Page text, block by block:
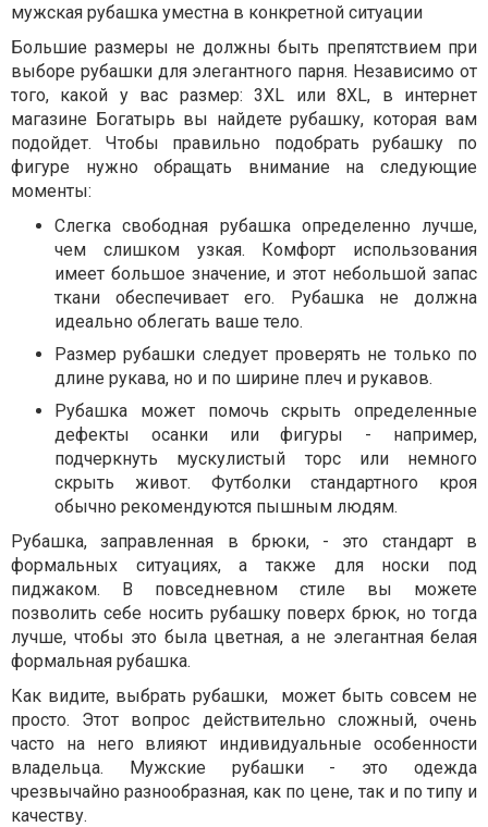
мужская рубашка уместна в конкретной ситуации
Большие размеры не должны быть препятствием при
выборе рубашки для элегантного парня. Независимо от
того, какой у вас размер: 3XL или 8XL, в интернет
магазине Богатырь вы найдете рубашку, которая вам
подойдет. Чтобы правильно подобрать рубашку по
фигуре нужно обращать внимание на следующие
моменты:
Слегка свободная рубашка определенно лучше,
чем слишком узкая. Комфорт использования
имеет большое значение, и этот небольшой запас
ткани обеспечивает его. Рубашка не должна
идеально облегать ваше тело.
Размер рубашки следует проверять не только по
длине рукава, но и по ширине плеч и рукавов.
Рубашка может помочь скрыть определенные
дефекты осанки или фигуры - например,
подчеркнуть мускулистый торс или немного
скрыть живот. Футболки стандартного кроя
обычно рекомендуются пышным людям.
Рубашка, заправленная в брюки, - это стандарт в
формальных ситуациях, а также для носки под
пиджаком. В повседневном стиле вы можете
позволить себе носить рубашку поверх брюк, но тогда
лучше, чтобы это была цветная, а не элегантная белая
формальная рубашка.
Как видите, выбрать рубашки,
может быть совсем не
просто. Этот вопрос действительно сложный, очень
часто на него влияют индивидуальные особенности
владельца. Мужские рубашки - это одежда
чрезвычайно разнообразная, как по цене, так и по типу и
качеству.